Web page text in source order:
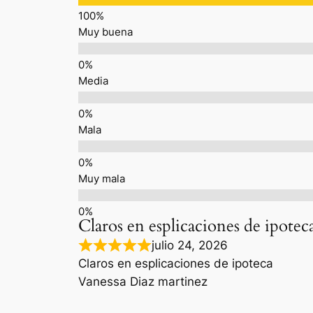
Muy buena
Media
Mala
Muy mala
Claros en esplicaciones de
julio 24, 2026
Claros en esplicaciones de ipoteca
Vanessa Diaz martinez